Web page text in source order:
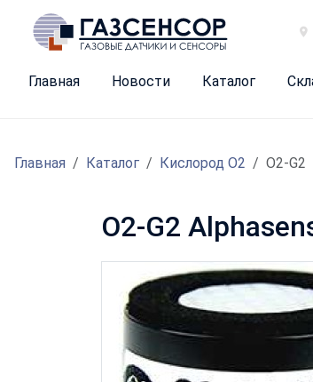
Главная Новости Каталог
Главная Каталог Кислород O2 O2-G2
O2-G2